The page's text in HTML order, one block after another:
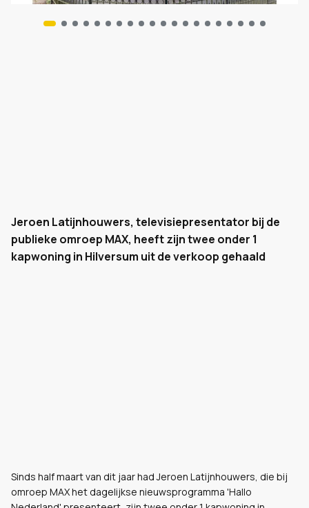
Jeroen Latijnhouwers, televisiepresentator bij de
publieke omroep MAX, heeft zijn twee onder 1
kapwoning in Hilversum uit de verkoop gehaald
Sinds half maart van dit jaar had Jeroen Latijnhouwers, die bij
omroep MAX het dagelijkse nieuwsprogramma 'Hallo